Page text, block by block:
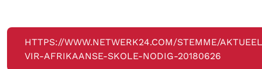
HTTPS://WWW.NETWERK24.COM/STEMME/
VIR-AFRIKAANSE-SKOLE-NODIG-20180626